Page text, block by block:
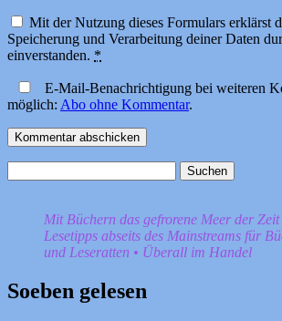
Mit der Nutzung dieses Formulars erklärst
Speicherung und Verarbeitung deiner Daten
einverstanden. *
E-Mail-Benachrichtigung bei weiteren
möglich: Abo ohne Kommentar.
nach:
Mit Büchern das gefrorene Meer der
Lesetipps abseits des Mainstreams für
und Leseratten • Überall im Handel
Soeben gelesen